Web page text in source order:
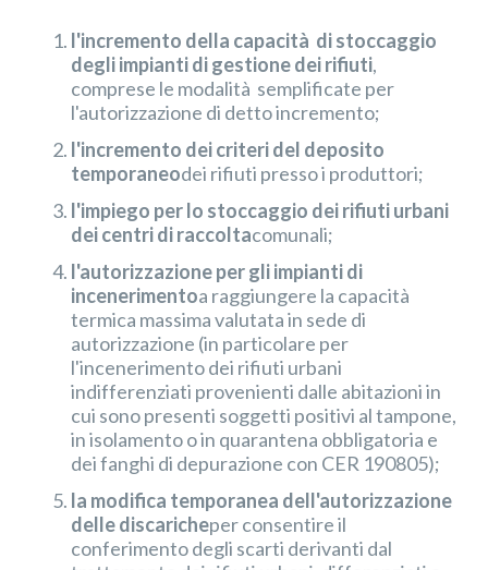
l'incremento della capacità di stoccaggio
degli impianti di gestione dei rifiuti,
comprese le modalità semplificate per
l'autorizzazione di detto incremento;
l'incremento dei criteri del deposito
temporaneodei rifiuti presso i produttori;
l'impiego per lo stoccaggio dei rifiuti urbani
dei centri di raccoltacomunali;
l'autorizzazione per gli impianti di
incenerimentoa raggiungere la capacità
termica massima valutata in sede di
autorizzazione (in particolare per
l'incenerimento dei rifiuti urbani
indifferenziati provenienti dalle abitazioni in
cui sono presenti soggetti positivi al tampone,
in isolamento o in quarantena obbligatoria e
dei fanghi di depurazione con CER 190805);
la modifica temporanea dell'autorizzazione
delle discaricheper consentire il
conferimento degli scarti derivanti dal